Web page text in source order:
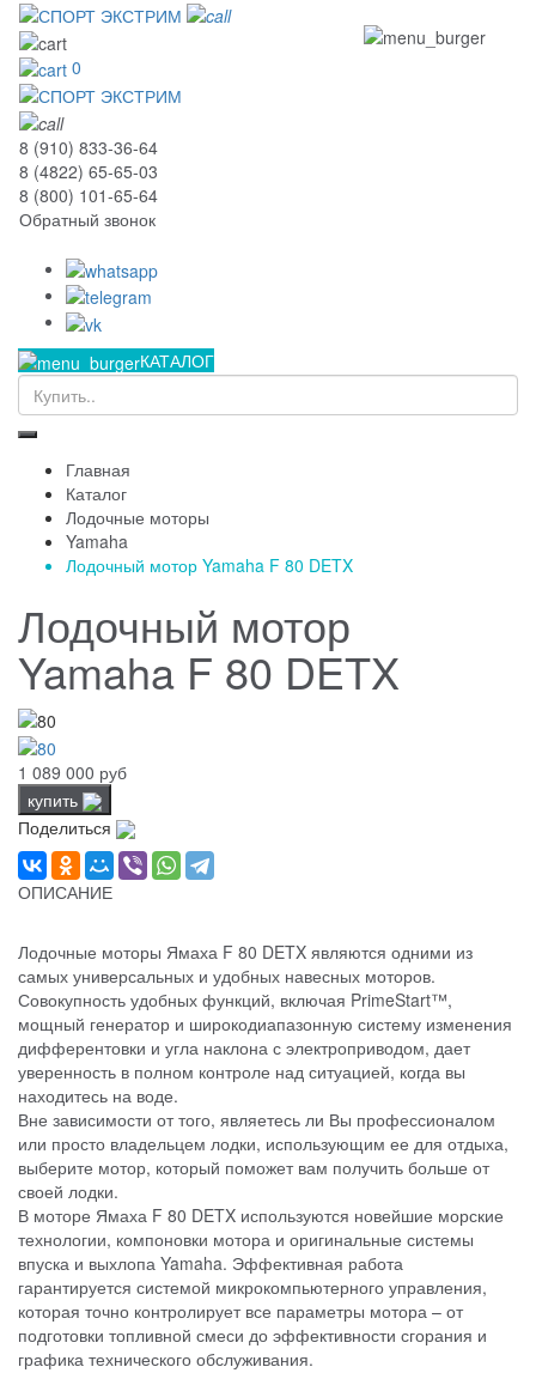
0
8 (910) 833-36-64
8 (4822) 65-65-03
8 (800) 101-65-64
Обратный звонок
КАТАЛОГ
Главная
Каталог
Лодочные моторы
Yamaha
Лодочный мотор Yamaha F 80 DETX
Лодочный мотор
Yamaha F 80 DETX
1 089 000 руб
купить
Поделиться
ОПИСАНИЕ
Лодочные моторы Ямаха F 80 DETX являются одними из
самых универсальных и удобных навесных моторов.
Совокупность удобных функций, включая PrimeStart™,
мощный генератор и широкодиапазонную систему изменения
дифферентовки и угла наклона с электроприводом, дает
уверенность в полном контроле над ситуацией, когда вы
находитесь на воде.
Вне зависимости от того, являетесь ли Вы профессионалом
или просто владельцем лодки, использующим ее для отдыха,
выберите мотор, который поможет вам получить больше от
своей лодки.
В моторе Ямаха F 80 DETX используются новейшие морские
технологии, компоновки мотора и оригинальные системы
впуска и выхлопа Yamaha. Эффективная работа
гарантируется системой микрокомпьютерного управления,
которая точно контролирует все параметры мотора – от
подготовки топливной смеси до эффективности сгорания и
графика технического обслуживания.